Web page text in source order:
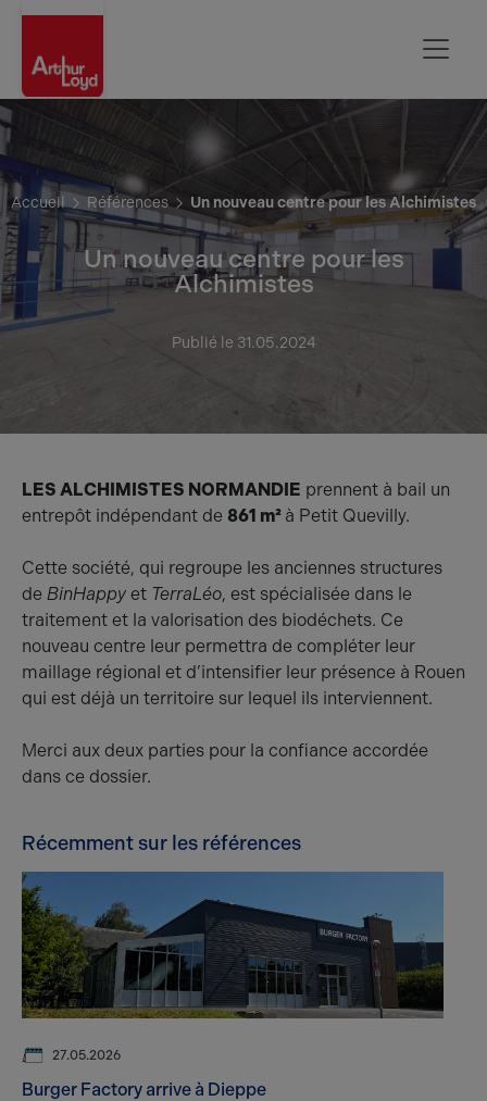
Accueil Références Un nouveau centre pour les Alchimistes
Un nouveau centre pour les
Alchimistes
Publié le 31.05.2024
LES ALCHIMISTES NORMANDIE prennent à bail un
entrepôt indépendant de 861 m² à Petit Quevilly.
Cette société, qui regroupe les anciennes structures
de BinHappy et TerraLéo, est spécialisée dans le
traitement et la valorisation des biodéchets. Ce
nouveau centre leur permettra de compléter leur
maillage régional et d’intensifier leur présence à Rouen
qui est déjà un territoire sur lequel ils interviennent.
Merci aux deux parties pour la confiance accordée
dans ce dossier.
Récemment sur les références
27.05.2026
Burger Factory arrive à Dieppe